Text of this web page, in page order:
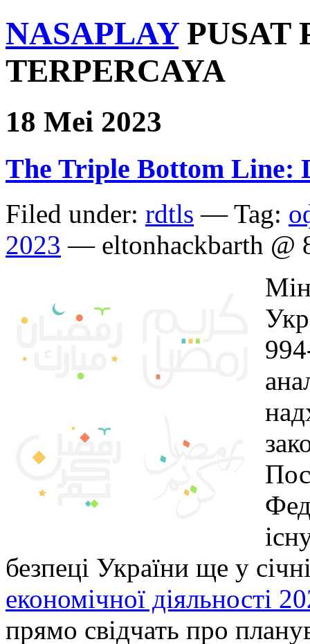
NASAPLAY PUSAT
TERPERCAYA
18 Mei 2023
The Triple Bottom Line:
Filed under: rdtls — Tag:
2023 — eltonhackbarth @
безпеці України ще у
економічної діяльності
прямо свідчать про